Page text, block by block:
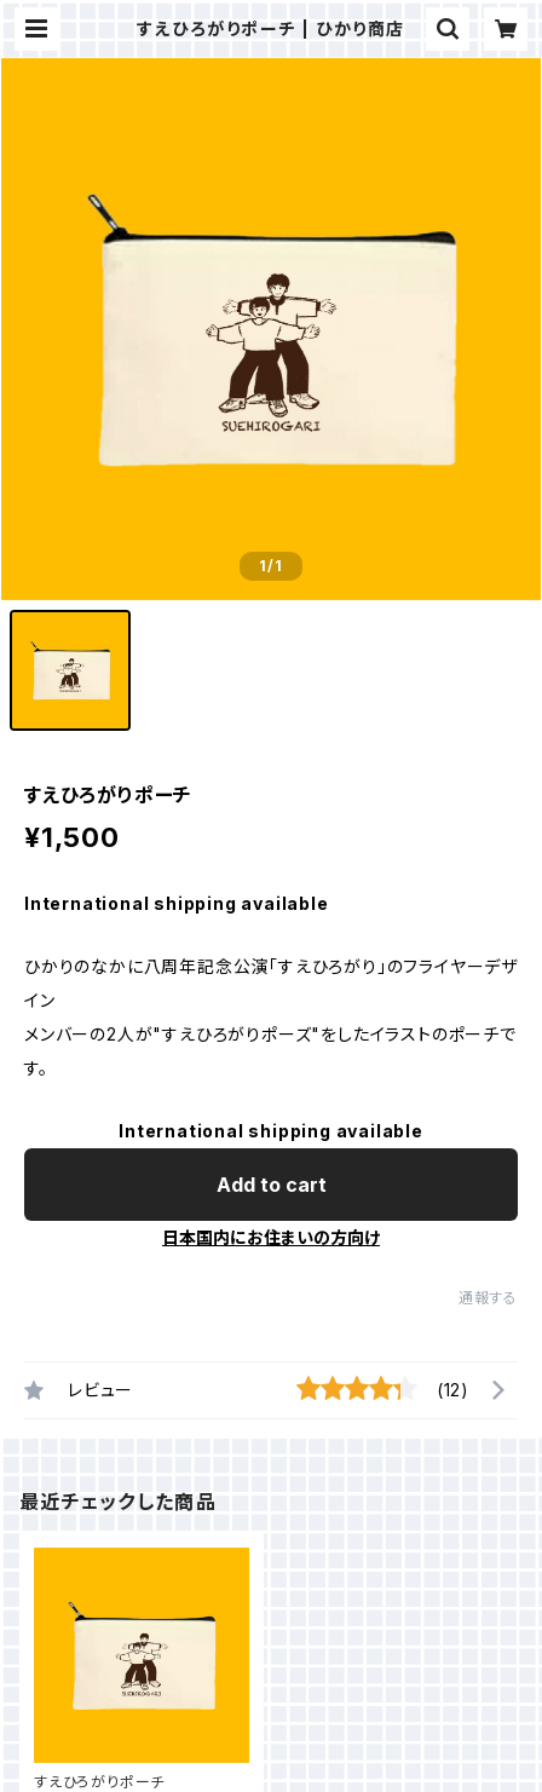
すえひろがりポーチ | ひかり商店
1/1
すえひろがりポーチ
¥1,500
International shipping available
ひかりのなかに八周年記念公演「すえひろがり」のフライヤーデザ
イン
メンバーの2人が"すえひろがりポーズ"をしたイラストのポーチで
す。
International shipping available
Add to cart
日本国内にお住まいの方向け
通報する
レビュー (12)
最近チェックした商品
すえひろがりポーチ